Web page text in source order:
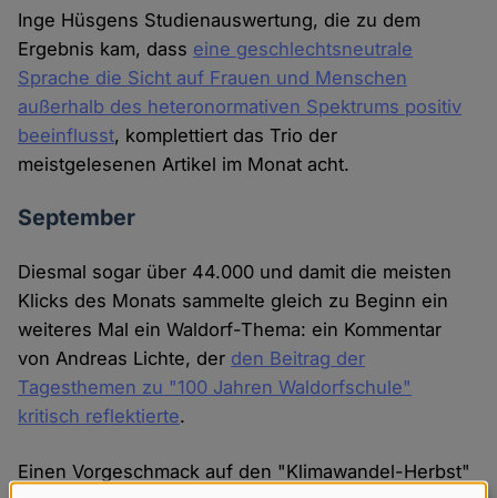
Inge Hüsgens Studienauswertung, die zu dem
Ergebnis kam, dass eine geschlechtsneutrale
Sprache die Sicht auf Frauen und Menschen
außerhalb des heteronormativen Spektrums positiv
beeinflusst, komplettiert das Trio der
meistgelesenen Artikel im Monat acht.
September
Diesmal sogar über 44.000 und damit die meisten
Klicks des Monats sammelte gleich zu Beginn ein
weiteres Mal ein Waldorf-Thema: ein Kommentar
von Andreas Lichte, der den Beitrag der
Tagesthemen zu "100 Jahren Waldorfschule"
kritisch reflektierte.
Einen Vorgeschmack auf den "Klimawandel-Herbst"